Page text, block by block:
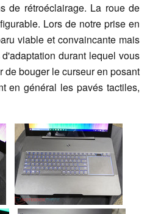
de rétroéclairage. La roue de
Lors de notre prise en
viable et convaincante mais
durant lequel vous
de bouger le curseur en posant
en général les pavés tactiles,